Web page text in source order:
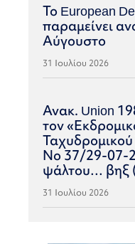
Το European
παραμείνει
Αύγουστο
31 Ιουλίου 2026
Ανακ. Union
τον
Νο 37/29-07-
ψάλτου… βηξ
31 Ιουλίου 2026